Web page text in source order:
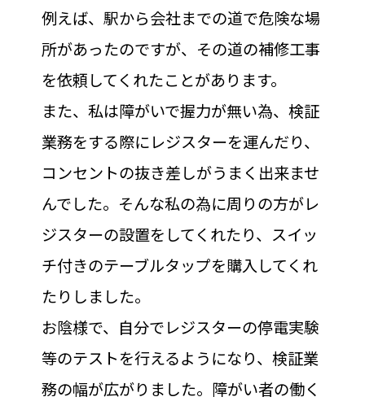
例えば、駅から会社までの道で危険な場
所があったのですが、その道の補修工事
を依頼してくれたことがあります。
また、私は障がいで握力が無い為、検証
業務をする際にレジスターを運んだり、
コンセントの抜き差しがうまく出来ませ
んでした。そんな私の為に周りの方がレ
ジスターの設置をしてくれたり、スイッ
チ付きのテーブルタップを購入してくれ
たりしました。
お陰様で、自分でレジスターの停電実験
等のテストを行えるようになり、検証業
務の幅が広がりました。障がい者の働く